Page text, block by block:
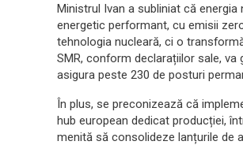
Ministrul Ivan a subliniat că
energetic performant, cu emisii
tehnologia nucleară, ci o
SMR, conform declarațiilor sale,
asigura peste 230 de posturi
În plus, se preconizează că
hub european dedicat producției,
menită să consolideze lanțurile de